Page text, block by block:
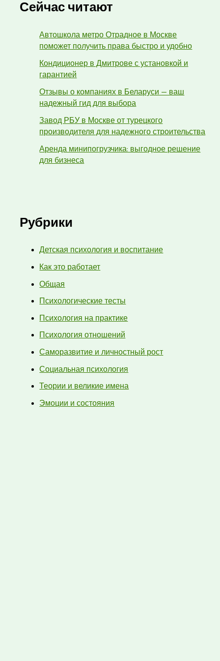
Сейчас читают
Автошкола метро Отрадное в Москве
поможет получить права быстро и удобно
Кондиционер в Дмитрове с установкой и
гарантией
Отзывы о компаниях в Беларуси — ваш
надежный гид для выбора
Завод РБУ в Москве от турецкого
производителя для надежного строительства
Аренда минипогрузчика: выгодное решение
для бизнеса
Рубрики
Детская психология и воспитание
Как это работает
Общая
Психологические тесты
Психология на практике
Психология отношений
Саморазвитие и личностный рост
Социальная психология
Теории и великие имена
Эмоции и состояния